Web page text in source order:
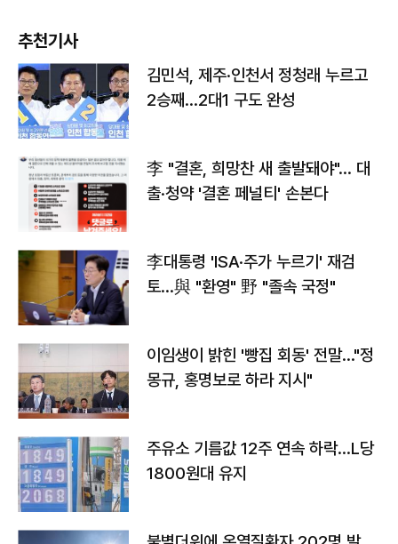
추천기사
김민석, 제주·인천서 정청래 누르고
2승째…2대1 구도 완성
李 "결혼, 희망찬 새 출발돼야"… 대
출·청약 '결혼 페널티' 손본다
李대통령 'ISA·주가 누르기' 재검
토…與 "환영" 野 "졸속 국정"
이임생이 밝힌 '빵집 회동' 전말…"정
몽규, 홍명보로 하라 지시"
주유소 기름값 12주 연속 하락…L당
1800원대 유지